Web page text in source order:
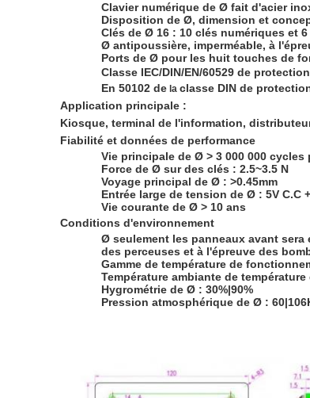
Clavier numérique de Ø fait d'acier
Disposition de Ø, dimension et
Clés de Ø 16 : 10 clés numériques et
Ø antipoussière, imperméable, à
Ports de Ø pour les huit touches de
Classe IEC/DIN/EN/60529 de
En 50102 de la classe DIN de
Application principale :
Kiosque, terminal de l'information,
Fiabilité et données de performance
Vie principale de Ø > 3 000 000 cycles
Force de Ø sur des clés : 2.5~3.5 N
Voyage principal de Ø : >0.45mm
Entrée large de tension de Ø : 5V C.C
Vie courante de Ø > 10 ans
Conditions d'environnement
Ø seulement les panneaux avant
des perceuses et à l'épreuve des
Gamme de température de
Température ambiante de
Hygrométrie de Ø : 30%|90%
Pression atmosphérique de Ø :